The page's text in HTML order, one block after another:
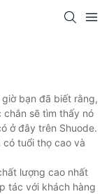
giờ bạn đã biết rằng,
sẽ tìm thấy nó
ở đây trên Shuode.
tuổi thọ cao và
lượng cao nhất
tác với khách hàng